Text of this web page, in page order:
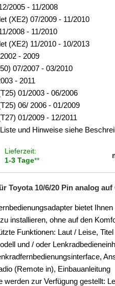
2005 - 11/2008
(XE2) 07/2009 - 11/2010
2008 - 11/2010
(XE2) 11/2010 - 10/2013
- 2009
07/2007 - 03/2010
- 2011
01/2003 - 06/2006
06/ 2006 - 01/2009
01/2009 - 12/2011
und Hinweise siehe
Lieferzeit:
1-3 Tage**
Toyota 10/6/20 Pin analog
bietet
installieren, ohne auf den
Funktionen: Laut / Leise,
und / oder
(Remote in), Einbauanleitung
werden zur Verfügung gestellt: